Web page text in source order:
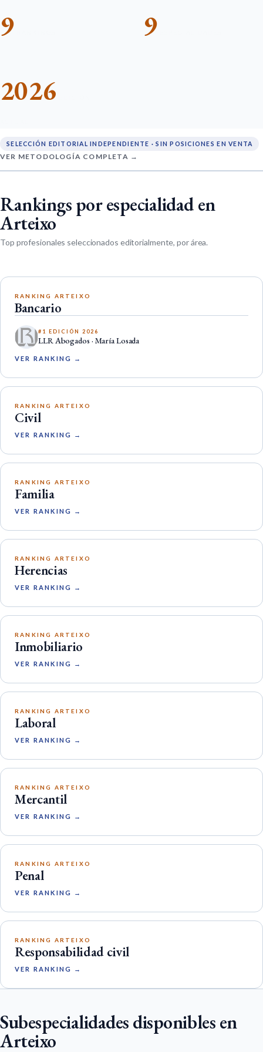
9 9
2026
SELECCIÓN EDITORIAL INDEPENDIENTE · SIN POSICIONES EN VENTA
VER METODOLOGÍA COMPLETA →
Rankings por especialidad en
Arteixo
Top profesionales seleccionados editorialmente, por área.
RANKING ARTEIXO
Bancario
#1 EDICIÓN 2026
LLR Abogados · María Losada
VER RANKING →
RANKING ARTEIXO
Civil
VER RANKING →
RANKING ARTEIXO
Familia
VER RANKING →
RANKING ARTEIXO
Herencias
VER RANKING →
RANKING ARTEIXO
Inmobiliario
VER RANKING →
RANKING ARTEIXO
Laboral
VER RANKING →
RANKING ARTEIXO
Mercantil
VER RANKING →
RANKING ARTEIXO
Penal
VER RANKING →
RANKING ARTEIXO
Responsabilidad civil
VER RANKING →
Subespecialidades disponibles en
Arteixo